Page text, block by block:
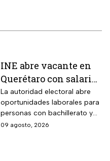
INE abre vacante en
Querétaro con salario
de más de 10 mil pesos
y estos son los
requisitos
La autoridad electoral abre
oportunidades laborales para
personas con bachillerato y
un año de atención al público;
09 agosto, 2026